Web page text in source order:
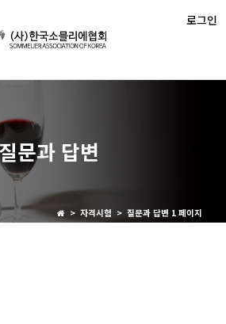
로그인
문과 답변
> 자격시험 > 질문과 답변 1 페이지